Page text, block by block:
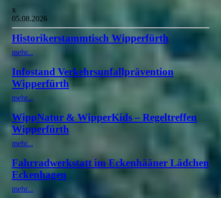
x
05.08.2026
Historikerstammtisch Wipperfürth
mehr...
Infostand Verkehrsunfallprävention
Wipperfürth
mehr...
WippNatur & WipperKids – Regeltreffen
Wipperfürth
mehr...
Fahrradwerkstatt im Eckenhääner Lädchen
Eckenhagen
mehr...